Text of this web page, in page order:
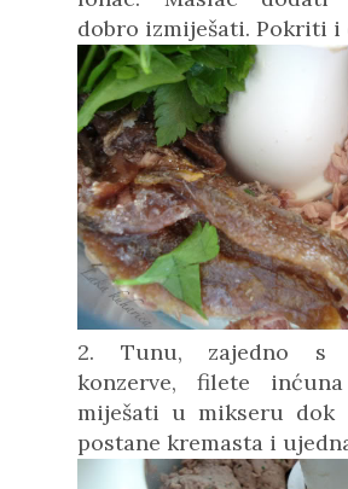
dobro izmiješati. Pokriti
2. Tunu, zajedno s
konzerve, filete
miješati u mikseru dok
postane kremasta i